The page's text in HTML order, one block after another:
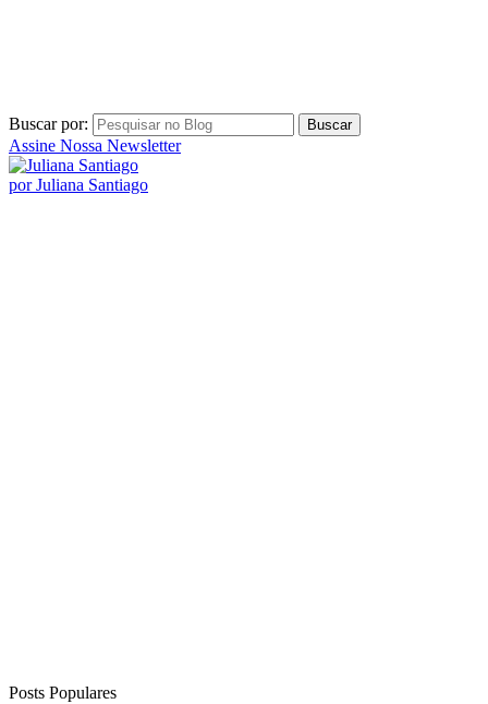
Buscar por:
Assine Nossa Newsletter
por Juliana Santiago
Posts Populares